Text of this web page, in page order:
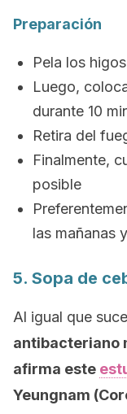
Preparación
Pela los
Luego,
durante 10
Retira del
Finalmente,
posible
las mañanas
5. Sopa de
Al igual que
antibacteriano
afirma este
Yeungnam